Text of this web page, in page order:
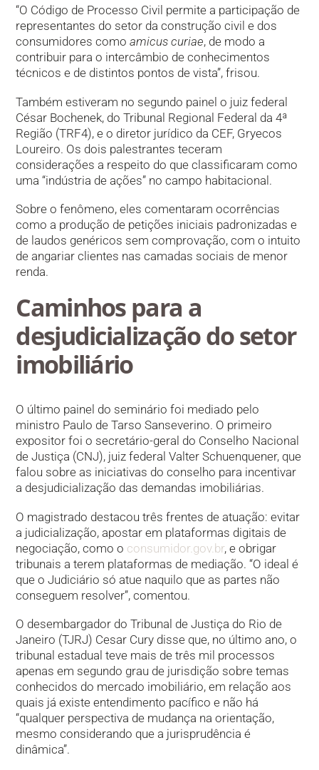
“O Código de Processo Civil permite a participação de
representantes do setor da construção civil e dos
consumidores comoamicus curiae, de modo a
contribuir para o intercâmbio de conhecimentos
técnicos e de distintos pontos de vista”, frisou.
Também estiveram no segundo painel o juiz federal
César Bochenek, do Tribunal Regional Federal da 4ª
Região (TRF4), e o diretor jurídico da CEF, Gryecos
Loureiro. Os dois palestrantes teceram
considerações a respeito do que classificaram como
uma “indústria de ações” no campo habitacional.
Sobre o fenômeno, eles comentaram ocorrências
como a produção de petições iniciais padronizadas e
de laudos genéricos sem comprovação, com o intuito
de angariar clientes nas camadas sociais de menor
renda.
Caminhos para a
desjudicialização do setor
imobil​​iário
O último painel do seminário foi mediado pelo
ministro Paulo de Tarso Sanseverino. O primeiro
expositor foi o secretário-geral do Conselho Nacional
de Justiça (CNJ), juiz federal Valter Schuenquener, que
falou sobre as iniciativas do conselho para incentivar
a desjudicialização das demandas imobiliárias.
O magistrado destacou três frentes de atuação: evitar
a judicialização, apostar em plataformas digitais de
negociação, como o consumidor.gov.br, e obrigar
tribunais a terem plataformas de mediação. “O ideal é
que o Judiciário só atue naquilo que as partes não
conseguem resolver”, comentou.
O desembargador do Tribunal de Justiça do Rio de
Janeiro (TJRJ) Cesar Cury disse que, no último ano, o
tribunal estadual teve mais de três mil processos
apenas em segundo grau de jurisdição sobre temas
conhecidos do mercado imobiliário, em relação aos
quais já existe entendimento pacífico e não há
“qualquer perspectiva de mudança na orientação,
mesmo considerando que a jurisprudência é
dinâmica”.